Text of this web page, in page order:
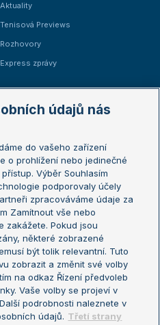
Aktuality
Tenisová Previews
Rozhovory
Express zprávy
Australian Open
French Open
Wimbledon
US Open
Turnaj mistrů
Turnaj mistryň
údajů nás
do vašeho zařízení
o prohlížení nebo jedinečné
Výběr Souhlasím
podporovaly účely
zpracováváme údaje za
Zamítnout vše nebo
zakážete. Pokud jsou
některé zobrazené
být tolik relevantní. Tuto
zobrazit a změnit své volby
na odkaz Řízení předvoleb
Vaše volby se projeví v
podrobnosti naleznete v
údajů. Třetí strany